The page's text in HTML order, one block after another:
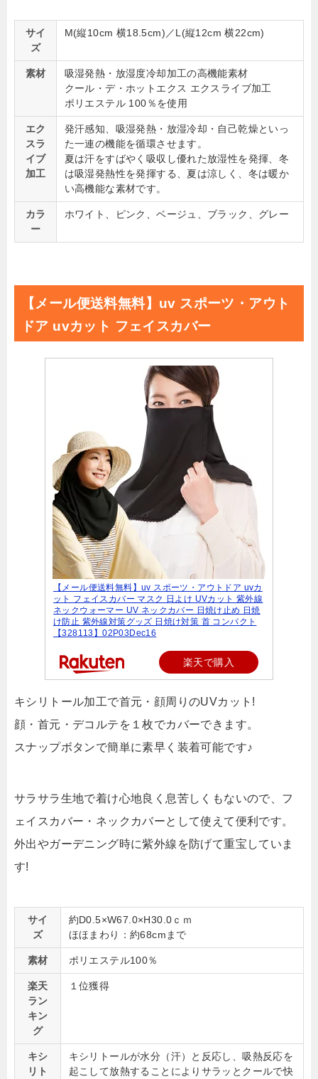
サイ
ズ
M(縦10cm 横18.5cm)／L(縦12cm 横22cm)
素材
吸湿発熱・放湿度冷却加工の高機能素材
クール・デ・ホットエクス エクスライブ加工
ポリエステル 100％を使用
エク
スラ
イブ
加工
発汗感知、吸湿発熱・放湿冷却・自己乾燥といっ
た一連の機能を循環させます。
夏は汗をすばやく吸収し優れた放湿性を発揮、冬
は吸湿発熱性を発揮する、夏は涼しく、冬は暖か
い高機能な素材です。
カラ
ー
ホワイト、ピンク、ベージュ、ブラック、グレー
【メール便送料無料】uv スポーツ・アウト
ドア uvカット フェイスカバー
【メール便送料無料】uv スポーツ・アウトドア uvカ
ット フェイスカバー マスク 日よけ UVカット 紫外線
ネックウォーマー UV ネックカバー 日焼け止め 日焼
け防止 紫外線対策グッズ 日焼け対策 首 コンパクト
【328113】02P03Dec16
楽天で購入
キシリトール加工で首元・顔周りのUVカット!
顔・首元・デコルテを１枚でカバーできます。
スナップボタンで簡単に素早く装着可能です♪
サラサラ生地で着け心地良く息苦しくもないので、フ
ェイスカバー・ネックカバーとして使えて便利です。
外出やガーデニング時に紫外線を防げて重宝していま
す!
サイ
ズ
約D0.5×W67.0×H30.0ｃｍ
ほほまわり：約68cmまで
素材 ポリエステル100％
楽天
ラン
キン
グ
１位獲得
キシ
リト
キシリトールが水分（汗）と反応し、吸熱反応を
起こして放熱することによりサラッとクールで快